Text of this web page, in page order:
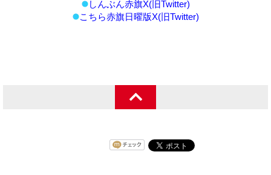
しんぶん赤旗X(旧Twitter)
こちら赤旗日曜版X(旧Twitter)